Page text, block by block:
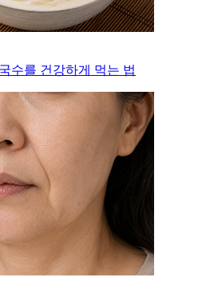
수를 건강하게 먹는 법